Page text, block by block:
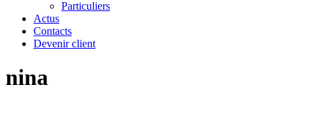
Particuliers
Actus
Contacts
Devenir client
nina